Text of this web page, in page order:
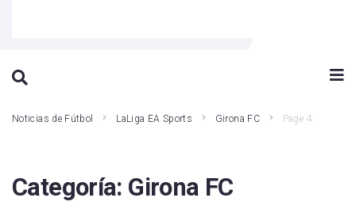
Noticias de Fútbol LaLiga EA Sports Girona FC Page 4
Categoría: Girona FC